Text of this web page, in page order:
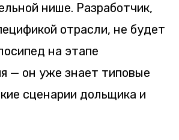
нише. Разработчик,
отрасли, не будет
на этапе
— он уже знает типовые
сценарии дольщика и